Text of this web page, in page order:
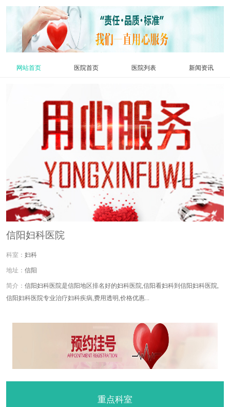
网站首页 医院首页 医院列表 新闻资讯
信阳妇科医院
妇科
信阳
信阳妇科医院是信阳地区排名好的妇科医院,信阳看妇科到信阳妇科医院,
信阳妇科医院专业治疗妇科疾病,费用透明,价格优惠...
重点科室